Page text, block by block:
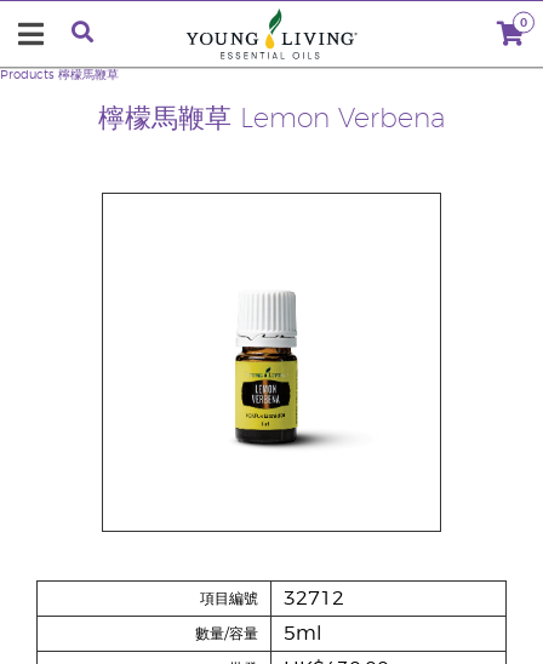
0
檸檬馬鞭草 Lemon Verbena
Products 檸檬馬鞭草
項目編號 32712
數量/容量 5ml